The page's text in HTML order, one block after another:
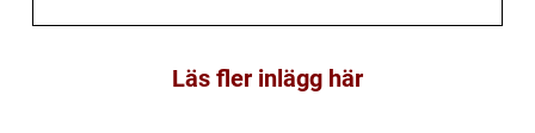
Läs fler inlägg här